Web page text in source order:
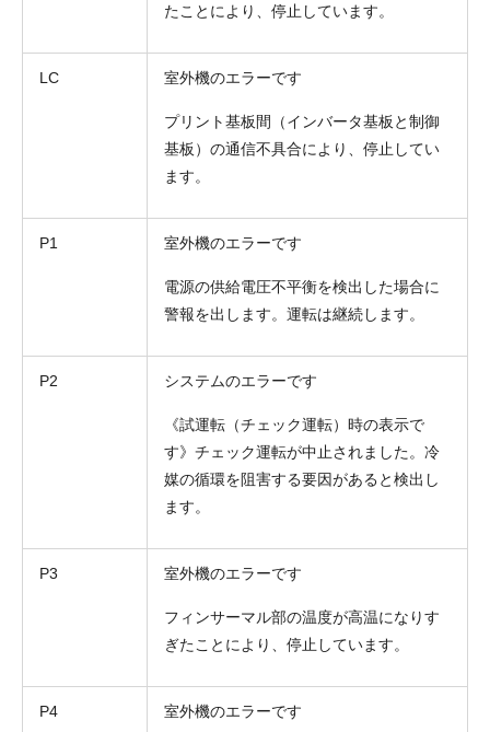
たことにより、停止しています。
LC 室外機のエラーです
プリント基板間（インバータ基板と制御
基板）の通信不具合により、停止してい
ます。
P1 室外機のエラーです
電源の供給電圧不平衡を検出した場合に
警報を出します。運転は継続します。
P2 システムのエラーです
《試運転（チェック運転）時の表示で
す》チェック運転が中止されました。冷
媒の循環を阻害する要因があると検出し
ます。
P3 室外機のエラーです
フィンサーマル部の温度が高温になりす
ぎたことにより、停止しています。
P4 室外機のエラーです